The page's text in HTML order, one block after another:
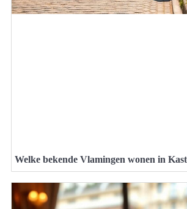
Welke bekende Vlamingen wonen in